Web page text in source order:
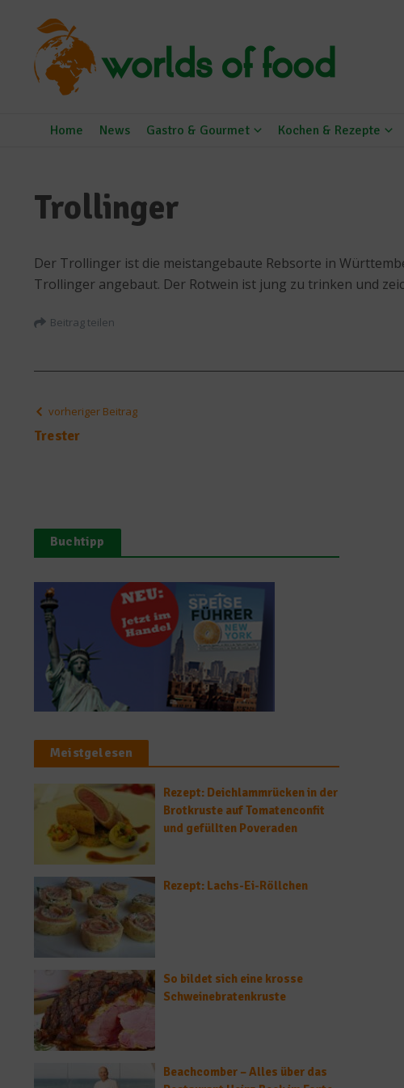
Home News Gastro & Gourmet Kochen & Rezepte
Trollinger
Der Trollinger ist die meistangebaute Rebsorte in
Trollinger angebaut. Der Rotwein ist jung zu trinken und
Beitrag teilen
vorheriger Beitrag
Trester
Buchtipp
Meistgelesen
Rezept: Deichlammrücken in der
Brotkruste auf Tomatenconfit
und gefüllten Poveraden
Rezept: Lachs-Ei-Röllchen
So bildet sich eine krosse
Schweinebratenkruste
Beachcomber – Alles über das